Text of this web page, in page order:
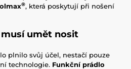
®, která poskytují při nošení
umět nosit
plnilo svůj účel, nestačí pouze
technologie. Funkční prádlo